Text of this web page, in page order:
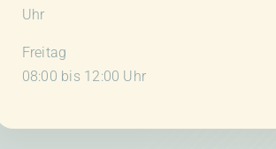
Uhr
Freitag
08:00 bis 12:00 Uhr